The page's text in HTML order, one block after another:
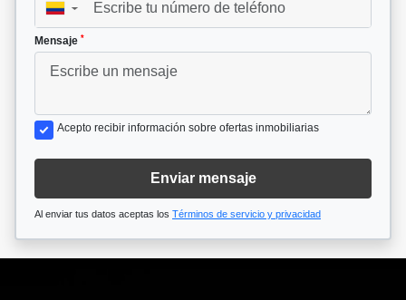
▼
Mensaje *
Acepto recibir información sobre ofertas inmobiliarias
Enviar mensaje
Al enviar tus datos aceptas los Términos de servicio y privacidad